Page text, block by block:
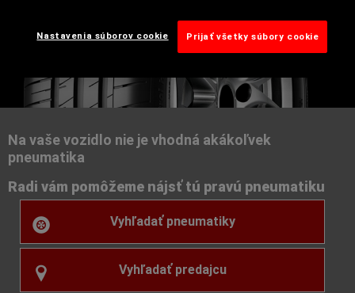
Letné
Na vaše vozidlo nie je vhodná akákoľvek
pneumatika
Radi vám pomôžeme nájsť tú pravú pneumatiku
Vyhľadať pneumatiky
Vyhľadať predajcu
Nastavenia súborov cookie Prijať všetky súbory cookie